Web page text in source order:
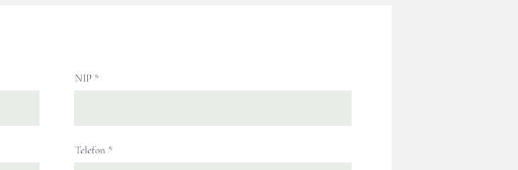
NIP
Telefon